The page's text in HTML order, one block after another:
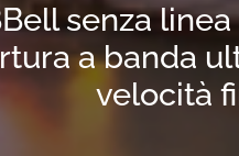
senza
a banda
velocità